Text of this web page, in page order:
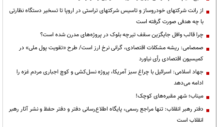
از رانت‌ شرکتهای خودروساز و تاسیس شرکتهای تراستی در اروپا تا تسخیر دستگاه نظارتی
با چه هدفی صورت گرفته است
چرا قالب وافل جایگزین سقف تیرچه بلوک در پروژه‌های مدرن شده است؟
صمصامی: ریشه مشکلات اقتصادی، گرانی نرخ ارز است/ طرح «تقویت پول ملی» در
کمیسیون اقتصادی رأی نیاورد
جهاد اسلامی: اسرائیل با چراغ سبز آمریکا، پروژه نسل‌کشی و کوچ اجباری مردم غزه را
ادامه می‌دهد
میناب؛ شهرِ مقبره‌های کوچک!
دفتر رهبر انقلاب: تنها مراجع رسمی، پایگاه اطلاع‌رسانی دفتر و دفتر حفظ و نشر آثار رهبر
انقلاب است